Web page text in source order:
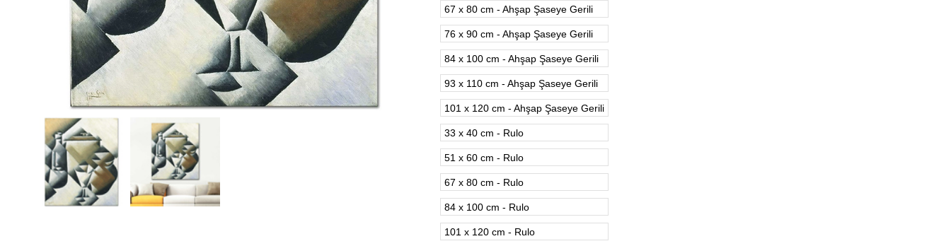
67 x 80 cm - Ahşap Şaseye Gerili
76 x 90 cm - Ahşap Şaseye Gerili
84 x 100 cm - Ahşap Şaseye Gerili
93 x 110 cm - Ahşap Şaseye Gerili
101 x 120 cm - Ahşap Şaseye Gerili
33 x 40 cm - Rulo
51 x 60 cm - Rulo
67 x 80 cm - Rulo
84 x 100 cm - Rulo
101 x 120 cm - Rulo